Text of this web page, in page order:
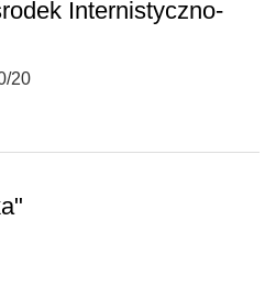
Internistyczno-
20